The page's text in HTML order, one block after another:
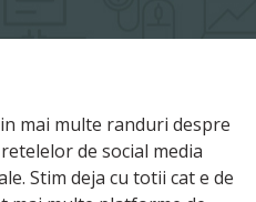
mai multe randuri despre
de social media
Stim deja cu totii cat e de